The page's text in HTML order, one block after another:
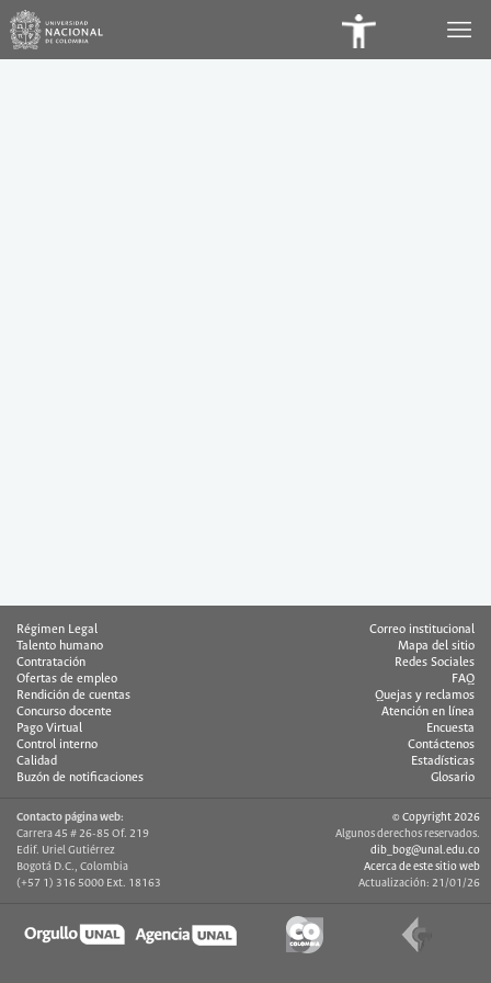
Régimen Legal
Talento humano
Contratación
Ofertas de empleo
Rendición de cuentas
Concurso docente
Pago Virtual
Control interno
Calidad
Buzón de notificaciones
Correo institucional
Mapa del sitio
Redes Sociales
FAQ
Quejas y reclamos
Atención en línea
Encuesta
Contáctenos
Estadísticas
Glosario
Contacto página web:
Carrera 45 # 26-85 Of. 219
Edif. Uriel Gutiérrez
Bogotá D.C., Colombia
(+57 1) 316 5000 Ext. 18163
© Copyright 2026
Algunos derechos reservados.
dib_bog@unal.edu.co
Acerca de este sitio web
Actualización: 21/01/26